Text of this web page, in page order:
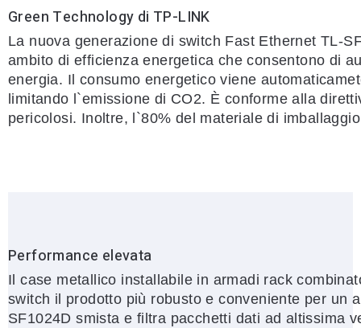
Green Technology di TP-LINK
La nuova generazione di switch Fast Ethernet TL-
ambito di efficienza energetica che consentono di
energia. Il consumo energetico viene
limitando l`emissione di CO2. È conforme alla
pericolosi. Inoltre, l`80% del materiale di
Performance elevata
Il case metallico installabile in armadi rack
switch il prodotto più robusto e conveniente per un
SF1024D smista e filtra pacchetti dati ad altissima